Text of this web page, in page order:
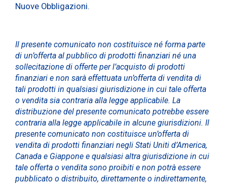
Nuove Obbligazioni.
Il presente comunicato non costituisce né forma parte
di un’offerta al pubblico di prodotti finanziari né una
sollecitazione di offerte per l’acquisto di prodotti
finanziari e non sarà effettuata un’offerta di vendita di
tali prodotti in qualsiasi giurisdizione in cui tale offerta
o vendita sia contraria alla legge applicabile. La
distribuzione del presente comunicato potrebbe essere
contraria alla legge applicabile in alcune giurisdizioni. Il
presente comunicato non costituisce un’offerta di
vendita di prodotti finanziari negli Stati Uniti d’America,
Canada e Giappone e qualsiasi altra giurisdizione in cui
tale offerta o vendita sono proibiti e non potrà essere
pubblicato o distribuito, direttamente o indirettamente,